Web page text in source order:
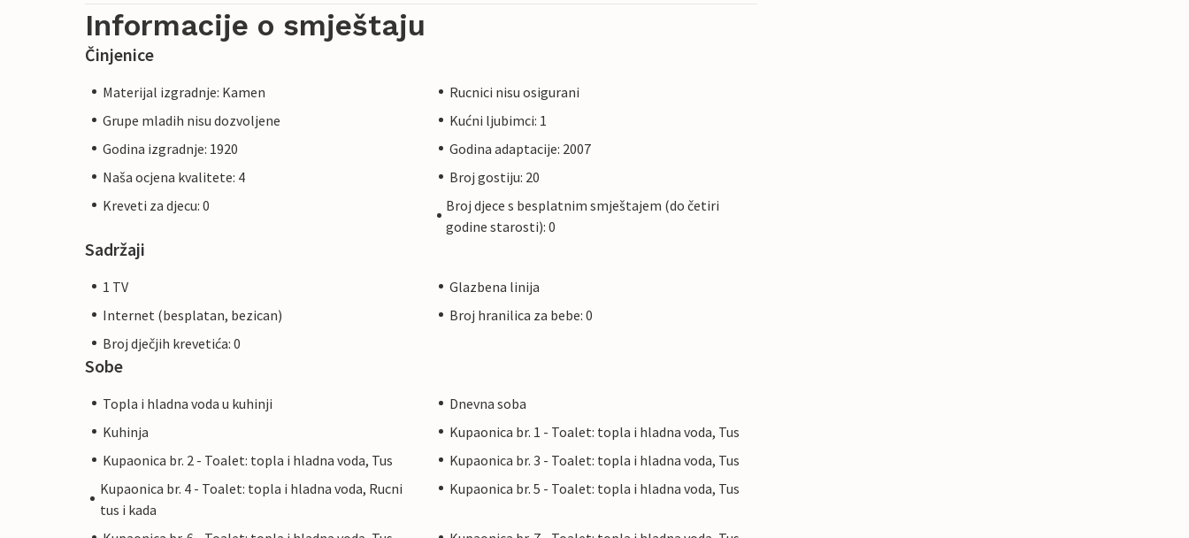
Informacije o smještaju
Činjenice
Materijal izgradnje: Kamen
Rucnici nisu osigurani
Grupe mladih nisu dozvoljene
Kućni ljubimci: 1
Godina izgradnje: 1920
Godina adaptacije: 2007
Naša ocjena kvalitete: 4
Broj gostiju: 20
Kreveti za djecu: 0
Broj djece s besplatnim smještajem (do četiri
godine starosti): 0
Sadržaji
1 TV
Glazbena linija
Internet (besplatan, bezican)
Broj hranilica za bebe: 0
Broj dječjih krevetića: 0
Sobe
Topla i hladna voda u kuhinji
Dnevna soba
Kuhinja
Kupaonica br. 1 - Toalet: topla i hladna voda, Tus
Kupaonica br. 2 - Toalet: topla i hladna voda, Tus
Kupaonica br. 3 - Toalet: topla i hladna voda, Tus
Kupaonica br. 4 - Toalet: topla i hladna voda, Rucni
tus i kada
Kupaonica br. 5 - Toalet: topla i hladna voda, Tus